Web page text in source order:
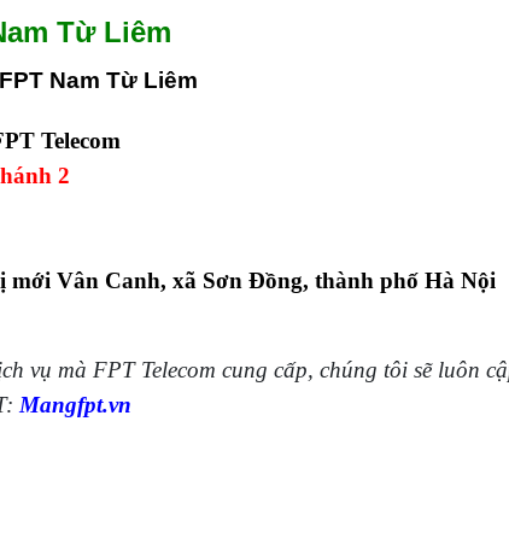
Từ Liêm
Nam Từ Liêm
Telecom
2
Vân Canh, xã Sơn Đồng, thành phố Hà Nội
vụ mà FPT Telecom cung cấp, chúng tôi sẽ luôn
Mangfpt.vn